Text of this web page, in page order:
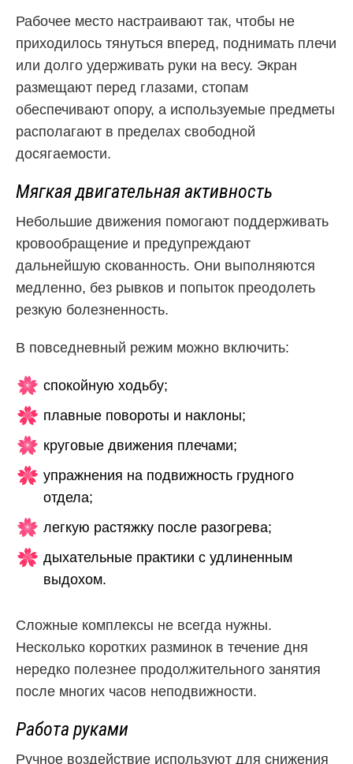
Рабочее место настраивают так, чтобы не
приходилось тянуться вперед, поднимать плечи
или долго удерживать руки на весу. Экран
размещают перед глазами, стопам
обеспечивают опору, а используемые предметы
располагают в пределах свободной
досягаемости.
Мягкая двигательная активность
Небольшие движения помогают поддерживать
кровообращение и предупреждают
дальнейшую скованность. Они выполняются
медленно, без рывков и попыток преодолеть
резкую болезненность.
В повседневный режим можно включить:
спокойную ходьбу;
плавные повороты и наклоны;
круговые движения плечами;
упражнения на подвижность грудного
отдела;
легкую растяжку после разогрева;
дыхательные практики с удлиненным
выдохом.
Сложные комплексы не всегда нужны.
Несколько коротких разминок в течение дня
нередко полезнее продолжительного занятия
после многих часов неподвижности.
Работа руками
Ручное воздействие используют для снижения